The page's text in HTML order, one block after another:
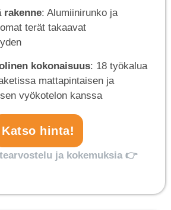
rakenne: Alumiinirunko ja
terät takaavat
kokonaisuus: 18 työkalua
mattapintaisen ja
vyökotelon kanssa
Katso hinta!
ja kokemuksia 👉